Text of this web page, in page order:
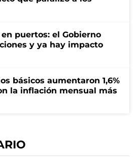
puertos: el Gobierno
y ya hay impacto
básicos aumentaron 1,6%
la inflación mensual más